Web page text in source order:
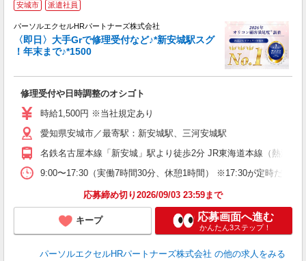
安城市 派遣社員
パーソルエクセルHRパートナーズ株式会社
〈即日〉大手Grで修理受付など♪*新安城駅スグ
！年末まで♪*1500
修理受付や日時調整のオシゴト
時給1,500円 ※当社規定あり
愛知県安城市／最寄駅：新安城駅、三河安城駅
名鉄名古屋本線「新安城」駅より徒歩2分 JR東海道本線（熱海
9:00〜17:30（実働7時間30分、休憩1時間） ※17:30が定時だっ
応募締め切り2026/09/03 23:59まで
キープ 応募画面へ進む
かんたん3ステップ！
パーソルエクセルHRパートナーズ株式会社 の他の求人をみる